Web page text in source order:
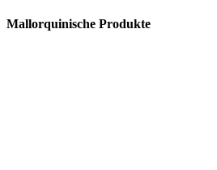
Mallorquinische Produkte